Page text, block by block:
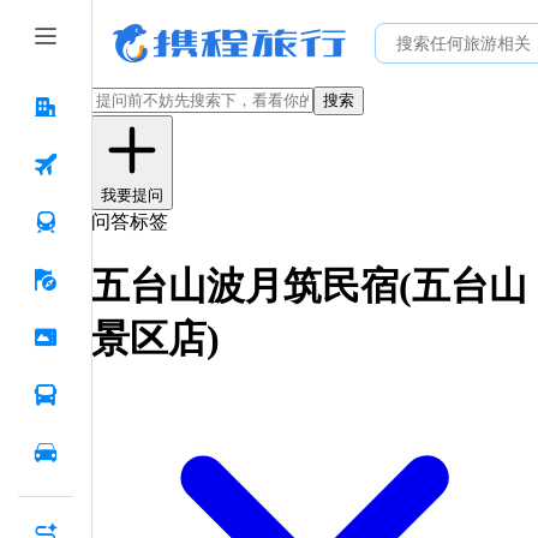
搜索
我要提问
问答标签
五台山波月筑民宿(五台山
景区店)